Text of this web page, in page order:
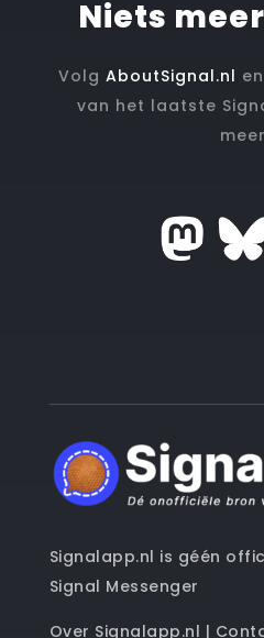
Niets
VolgAboutSignal.nl
van het laatste
Signalapp.nl is géén
Signal Messenger
Over Signalapp.nl |